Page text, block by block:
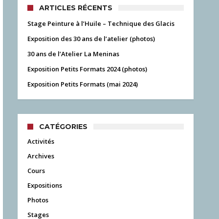
ARTICLES RÉCENTS
Stage Peinture à l’Huile – Technique des Glacis
Exposition des 30 ans de l’atelier (photos)
30 ans de l’Atelier La Meninas
Exposition Petits Formats 2024 (photos)
Exposition Petits Formats (mai 2024)
CATÉGORIES
Activités
Archives
Cours
Expositions
Photos
Stages